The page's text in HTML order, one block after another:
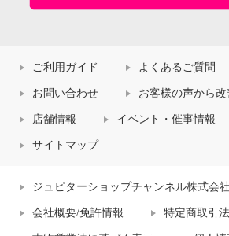
ご利用ガイド よくあるご質問
お問い合わせ お客様の声から改
店舗情報 イベント・催事情報
サイトマップ
ジュピターショップチャンネル株式会
会社概要/免許情報 特定商取引